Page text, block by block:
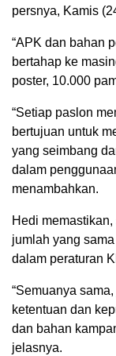
persnya, Kamis
“APK dan bahan
bertahap ke
poster, 10.000
“Setiap paslon
bertujuan untuk
yang seimbang
dalam
menambahkan.
Hedi
jumlah yang
dalam peraturan
“Semuanya
ketentuan dan
dan bahan
jelasnya.